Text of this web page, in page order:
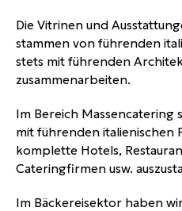
Die Vitrinen und
stammen von führenden
stets mit führenden
zusammenarbeiten.
Im Bereich Massencatering
mit führenden italienischen
komplette Hotels,
Cateringfirmen usw.
Im Bäckereisektor haben